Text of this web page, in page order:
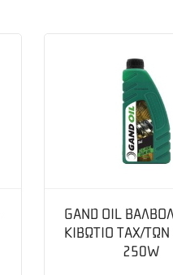
GAND OIL
ΚΙΒΩΤΙΟ ΤΑΧ/
250W